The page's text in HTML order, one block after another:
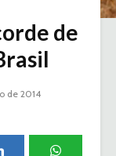
de
de 2014